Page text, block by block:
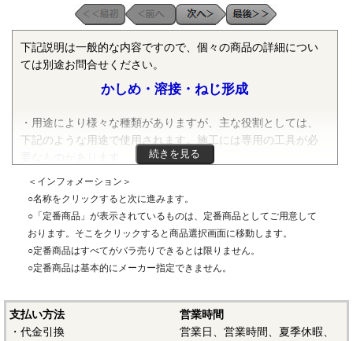
下記説明は一般的な内容ですので、個々の商品の詳細につい
ては別途お問合せください。
かしめ・溶接・ねじ形成
・用途により様々な種類がありますが、主な役割としては、
下記のような用途で使用されます。施工には専用の工具が必
・めねじを加工することができない薄い板金・樹脂にねじを
生成する。（CDスタッド・ソニックロック）
・組立工数の削減や通常のねじ固定では作業ができない部位
に施工するために、板金と部品を簡単に固定する。（ブライ
ンドリベット・ブラインドナット）
・つぶれたねじの補修や、強度が小さい部品にねじを生成す
る。（スプリュー・リコイル・エンザート）
続きを見る
＜インフォメーション＞
○名称をクリックすると次に進みます。
○「定番商品」が表示されているものは、定番商品としてご用意して
おります。そこをクリックすると商品選択画面に移動します。
○定番商品はすべてがバラ売りできるとは限りません。
○定番商品は基本的にメーカー指定できません。
支払い方法
・代金引換
営業時間
営業日、営業時間、夏季休暇、